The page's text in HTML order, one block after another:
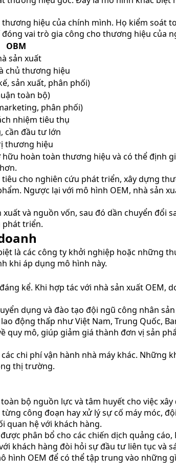
hiệu của chính mình. Họ kiểm soát
vai trò gia công cho thương hiệu của
OBM
sản xuất
chủ thương hiệu
sản xuất, phân phối)
toàn bộ)
phân phối)
nhiệm tiêu thụ
cần đầu tư lớn
thương hiệu
hoàn toàn thương hiệu và có thể định
cho nghiên cứu phát triển, xây dựng
Ngược lại với mô hình OEM, nhà sản
và nguồn vốn, sau đó dần chuyển đổi
phát triển.
là các công ty khởi nghiệp hoặc những
khi áp dụng mô hình này.
kể. Khi hợp tác với nhà sản xuất OEM,
dụng và đào tạo đội ngũ công nhân
động thấp như Việt Nam, Trung Quốc,
quy mô, giúp giảm giá thành đơn vị sản
chi phí vận hành nhà máy khác. Những
thị trường.
bộ nguồn lực và tâm huyết cho việc
công đoạn hay xử lý sự cố máy móc,
quan hệ với khách hàng.
phân bổ cho các chiến dịch quảng
khách hàng đòi hỏi sự đầu tư liên tục và
hình OEM để có thể tập trung vào những